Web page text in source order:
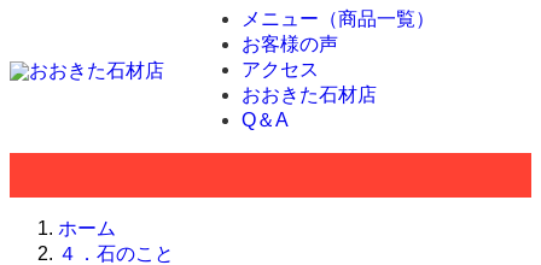
メニュー（商品一覧）
お客様の声
アクセス
おおきた石材店
Q＆A
ホーム
４．石のこと